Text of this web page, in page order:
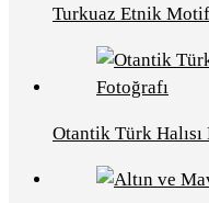
Turkuaz Etnik
Otantik Türk